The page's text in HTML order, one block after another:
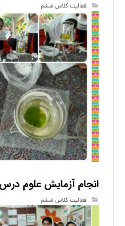
فعالیت کلاس ششم
انجام آزمایش علوم
فعالیت کلاس ششم